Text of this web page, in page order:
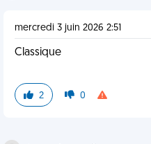
mercredi 3 juin 2026 2:51
Classique
2 0